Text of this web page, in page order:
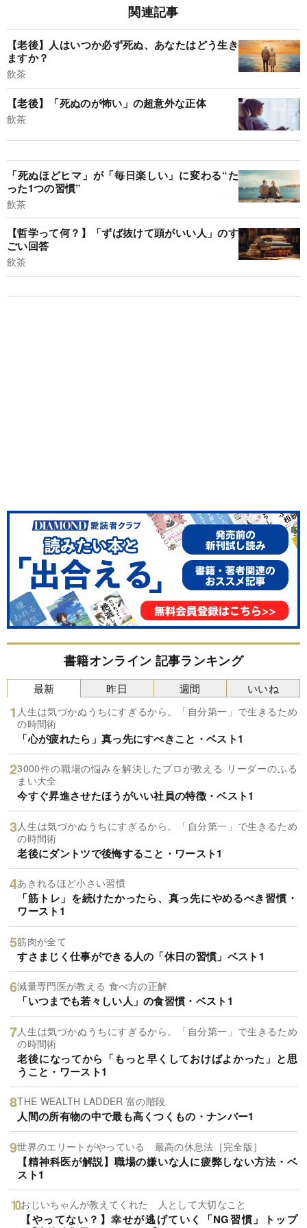
関連記事
【老後】人はいつか必ず死ぬ、あなたはどう生き
ますか？
飲茶
【老後】「死ぬのが怖い」の超意外な正体
飲茶
「死ぬほどヒマ」が「毎日楽しい」に変わる“た
った1つの習慣”
飲茶
【哲学って何？】「ずば抜けて頭がいい人」のす
ごい回答
飲茶
書籍オンライン 記事ランキング
最新
人生は気づかぬうちにすぎるから。「自分第一」で生きるため
の時間術
「心が疲れたら」真っ先にすべきこと・ベスト1
3000件の職場の悩みを解決したプロが教える リーダーのふる
まい大全
今すぐ昇進させたほうがいい社員の特徴・ベスト1
人生は気づかぬうちにすぎるから。「自分第一」で生きるため
の時間術
老後にダントツで後悔すること・ワースト1
あきれるほど小さい習慣
「筋トレ」を続けたかったら、真っ先にやめるべき習慣・
ワースト1
筋肉が全て
すさまじく仕事ができる人の「休日の習慣」ベスト1
減量専門医が教える 食べ方の正解
「いつまでも若々しい人」の食習慣・ベスト1
人生は気づかぬうちにすぎるから。「自分第一」で生きるため
の時間術
老後になってから「もっと早くしておけばよかった」と思
うこと・ワースト1
THE WEALTH LADDER 富の階段
人間の所有物の中で最も高くつくもの・ナンバー1
世界のエリートがやっている 最高の休息法［完全版］
【精神科医が解説】職場の嫌いな人に疲弊しない方法・ベ
スト1
おじいちゃんが教えてくれた 人として大切なこと
【やってない？】幸せが逃げていく「NG習慣」トップ
昨日 週間 いいね